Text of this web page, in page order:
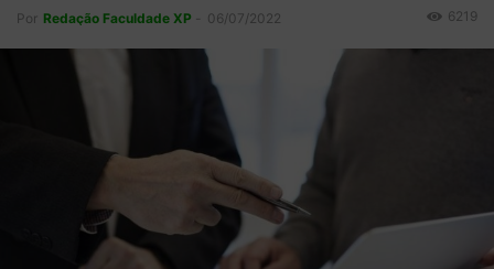
Por Redação Faculdade XP 06/07/2022 6219